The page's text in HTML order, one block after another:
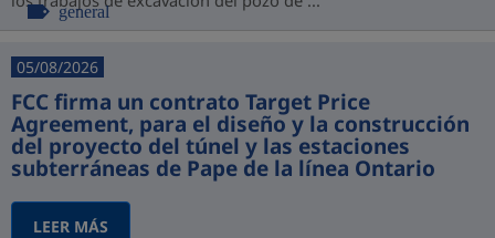
general
05/08/2026
FCC firma un contrato Target Price
Agreement, para el diseño y la construcción
del proyecto del túnel y las estaciones
subterráneas de Pape de la línea Ontario
LEER MÁS